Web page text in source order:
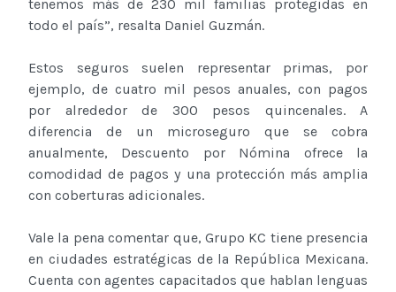
tenemos más de 230 mil familias protegidas en
todo el país”, resalta Daniel Guzmán.
Estos seguros suelen representar primas, por
ejemplo, de cuatro mil pesos anuales, con pagos
por alrededor de 300 pesos quincenales. A
diferencia de un microseguro que se cobra
anualmente, Descuento por Nómina ofrece la
comodidad de pagos y una protección más amplia
con coberturas adicionales.
Vale la pena comentar que, Grupo KC tiene presencia
en ciudades estratégicas de la República Mexicana.
Cuenta con agentes capacitados que hablan lenguas